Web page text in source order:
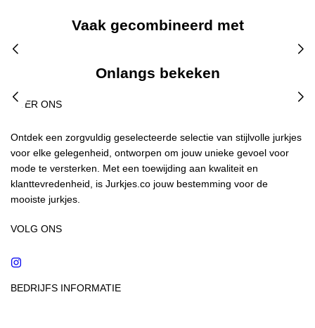
Vaak gecombineerd met
Onlangs bekeken
OVER ONS
Ontdek een zorgvuldig geselecteerde selectie van stijlvolle jurkjes
voor elke gelegenheid, ontworpen om jouw unieke gevoel voor
mode te versterken. Met een toewijding aan kwaliteit en
klanttevredenheid, is Jurkjes.co jouw bestemming voor de
mooiste jurkjes.
VOLG ONS
BEDRIJFS INFORMATIE